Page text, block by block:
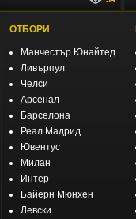
ОТБОРИ
Манчестър Юнайтед
Ливърпул
Челси
Арсенал
Барселона
Реал Мадрид
Ювентус
Милан
Интер
Байерн Мюнхен
Левски